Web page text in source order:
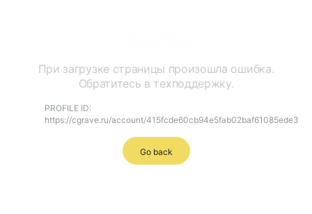
При загрузке страницы произошла ошибка.
Обратитесь в техподдержку.
PROFILE ID:
https://cgrave.ru/account/415fcde60cb94e5fab02baf61085ede3
Go back